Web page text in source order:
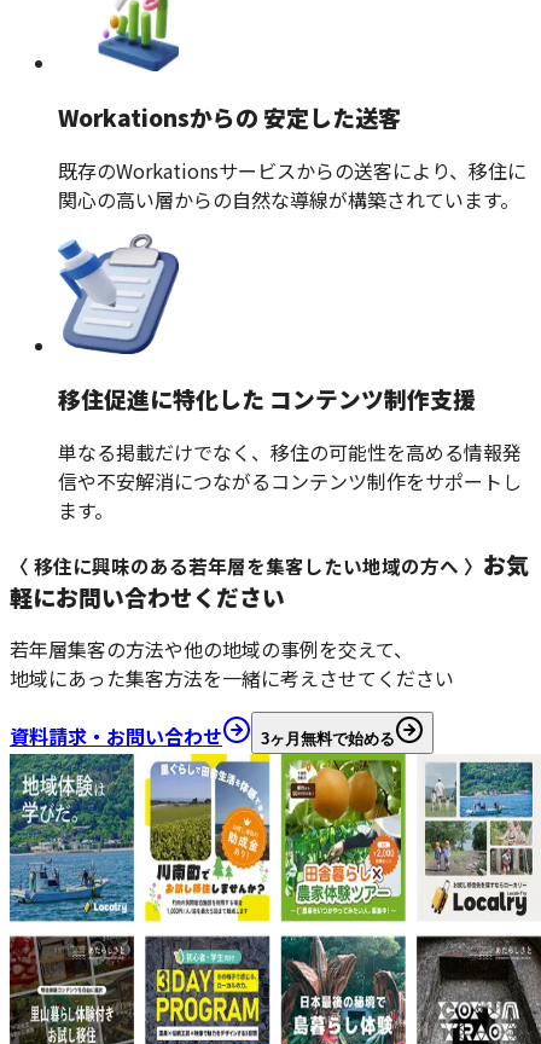
Workationsからの 安定した送客
既存のWorkationsサービスからの送客により、移住に
関心の高い層からの自然な導線が構築されています。
移住促進に特化した コンテンツ制作支援
単なる掲載だけでなく、移住の可能性を高める情報発
信や不安解消につながるコンテンツ制作をサポートし
ます。
〈 移住に興味のある若年層を集客したい地域の方へ 〉 お気
軽にお問い合わせください
若年層集客の方法や他の地域の事例を交えて、
地域にあった集客方法を一緒に考えさせてください
資料請求・お問い合わせ
3ヶ月無料で始める